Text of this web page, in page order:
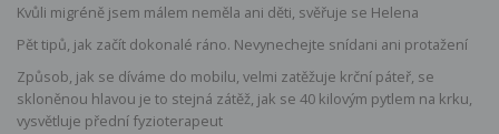
Kvůli migréně jsem málem neměla ani děti, svěřuje se Helena
Pět tipů, jak začít dokonalé ráno. Nevynechejte snídani ani protažení
Způsob, jak se díváme do mobilu, velmi zatěžuje krční páteř, se
skloněnou hlavou je to stejná zátěž, jak se 40 kilovým pytlem na krku,
vysvětluje přední fyzioterapeut